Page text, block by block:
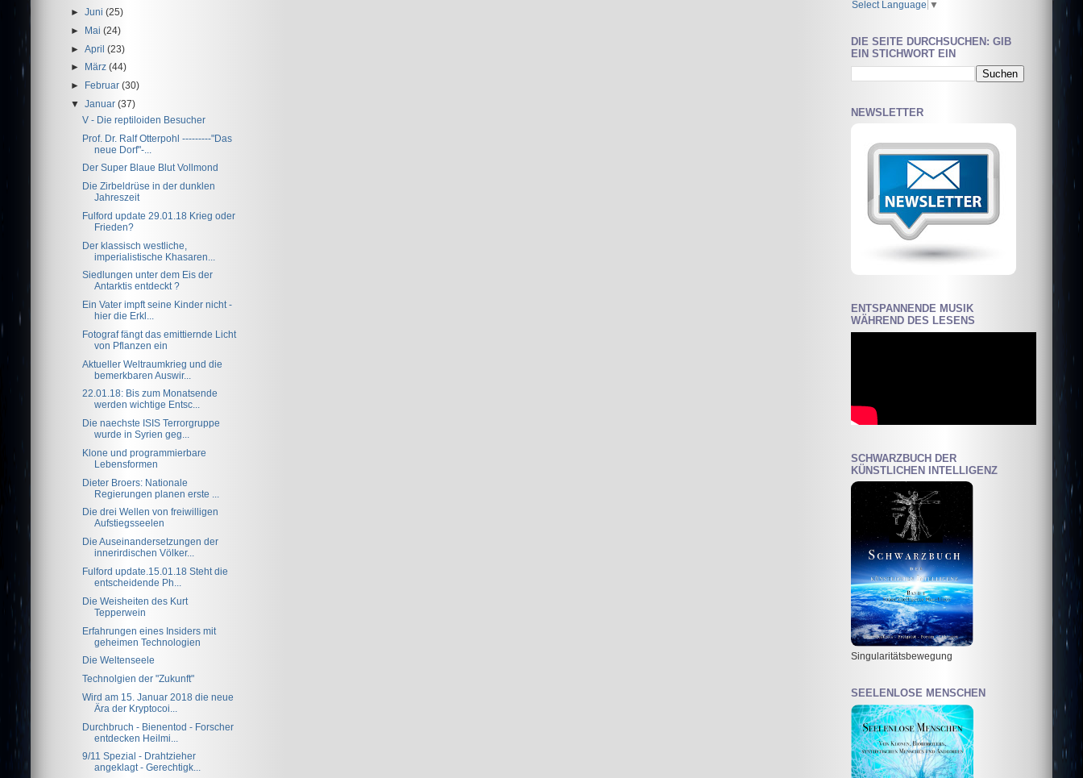
►Juni(25)
► Mai(24)
► April(23)
►
März(44)
►
Februar(30)
▼Januar(37)
V - Die reptiloiden Besucher
Prof. Dr. Ralf Otterpohl ---------"Das
neue Dorf"-...
Der Super Blaue Blut Vollmond
Die Zirbeldrüse in der dunklen
Jahreszeit
Fulford update 29.01.18 Krieg oder
Frieden?
Der klassisch westliche,
imperialistische Khasaren...
Siedlungen unter dem Eis der
Antarktis entdeckt ?
Ein Vater impft seine Kinder nicht -
hier die Erkl...
Fotograf fängt das emittiernde Licht
von Pflanzen ein
Aktueller Weltraumkrieg und die
bemerkbaren Auswir...
22.01.18: Bis zum Monatsende
werden wichtige Entsc...
Die naechste ISIS Terrorgruppe
wurde in Syrien geg...
Klone und programmierbare
Lebensformen
Dieter Broers: Nationale
Regierungen planen erste ...
Die drei Wellen von freiwilligen
Aufstiegsseelen
Die Auseinandersetzungen der
innerirdischen Völker...
Fulford update.15.01.18 Steht die
entscheidende Ph...
Die Weisheiten des Kurt
Tepperwein
Erfahrungen eines Insiders mit
geheimen Technologien
Die Weltenseele
Technolgien der "Zukunft"
Wird am 15. Januar 2018 die neue
Ära der Kryptocoi...
Durchbruch - Bienentod - Forscher
entdecken Heilmi...
9/11 Spezial - Drahtzieher
angeklagt - Gerechtigk...
Select Language ▼
DIE SEITE DURCHSUCHEN: GIB
EIN STICHWORT EIN
NEWSLETTER
ENTSPANNENDE MUSIK
WÄHREND DES LESENS
SCHWARZBUCH DER
KÜNSTLICHEN INTELLIGENZ
Singularitätsbewegung
SEELENLOSE MENSCHEN